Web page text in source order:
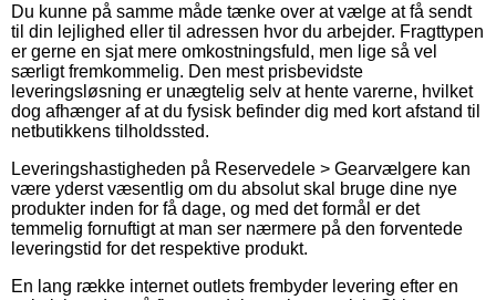
Du kunne på samme måde tænke over at vælge at få sendt
til din lejlighed eller til adressen hvor du arbejder. Fragttypen
er gerne en sjat mere omkostningsfuld, men lige så vel
særligt fremkommelig. Den mest prisbevidste
leveringsløsning er unægtelig selv at hente varerne, hvilket
dog afhænger af at du fysisk befinder dig med kort afstand til
netbutikkens tilholdssted.
Leveringshastigheden på Reservedele > Gearvælgere kan
være yderst væsentlig om du absolut skal bruge dine nye
produkter inden for få dage, og med det formål er det
temmelig fornuftigt at man ser nærmere på den forventede
leveringstid for det respektive produkt.
En lang række internet outlets frembyder levering efter en